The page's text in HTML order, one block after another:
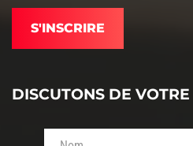
DISCUTONS DE
Votre nom (obligatoire)